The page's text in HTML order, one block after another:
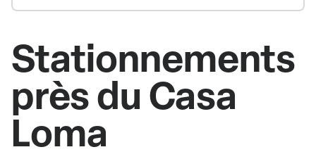
Stationnements
près du Casa
Loma